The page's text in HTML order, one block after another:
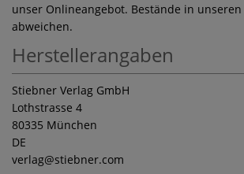
unser Onlineangebot. Bestände in
abweichen.
Herstellerangaben
Stiebner Verlag GmbH
Lothstrasse 4
80335 München
DE
verlag@stiebner.com